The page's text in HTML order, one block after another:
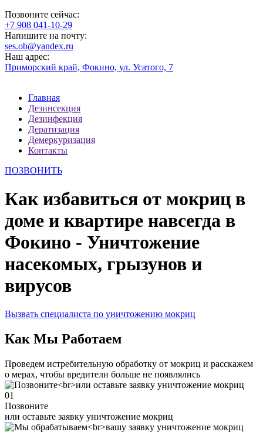
Позвоните сейчас:
‪+7 908 041-10-29
Напишите на почту:
ses.ob@yandex.ru
Наш адрес:
Приморский край, Фокино, ул. Усатого, 7
Главная
Дезинсекция
Дезинфекция
Дератизация
Демеркуризация
Контакты
ПОЗВОНИТЬ
Как избавиться от мокриц в
доме и квартире навсегда в
Фокино - Уничтожение
насекомых, грызунов и
вирусов
Вызвать специалиста по уничтожению мокриц
Как Мы Работаем
Проведем истребительную обработку от мокриц и расскажем
о мерах, чтобы вредители больше не появлялись
01
Позвоните
или оставьте заявку уничтожение мокриц